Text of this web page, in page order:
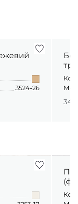
3524-26
346